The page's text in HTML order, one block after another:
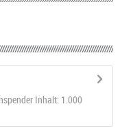
Inhalt: 1.000